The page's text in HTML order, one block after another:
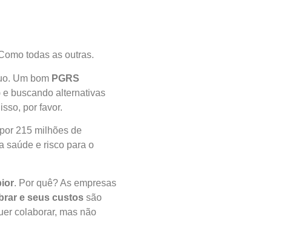
todas as outras.
Um bom PGRS
buscando alternativas
por favor.
215 milhões de
saúde e risco para o
. Por quê? As empresas
e seus custos são
colaborar, mas não